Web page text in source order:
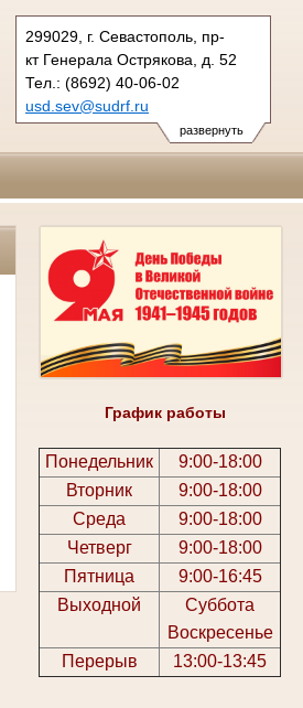
развернуть
299029, г. Севастополь, пр-
кт Генерала Острякова, д. 52
Тел.: (8692) 40-06-02
usd.sev@sudrf.ru
График работы
Понедельник
9:00-18:00
Вторник
9:00-18:00
Среда
9:00-18:00
Четверг
9:00-18:00
Пятница
9:00-16:45
Выходной
Суббота
Воскресенье
Перерыв
13:00-13:45